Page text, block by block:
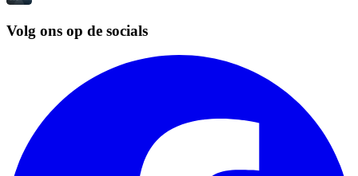
Volg ons op de socials